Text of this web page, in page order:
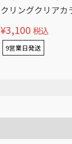
クリングクリアカ
¥3,100 税込
9営業日発送